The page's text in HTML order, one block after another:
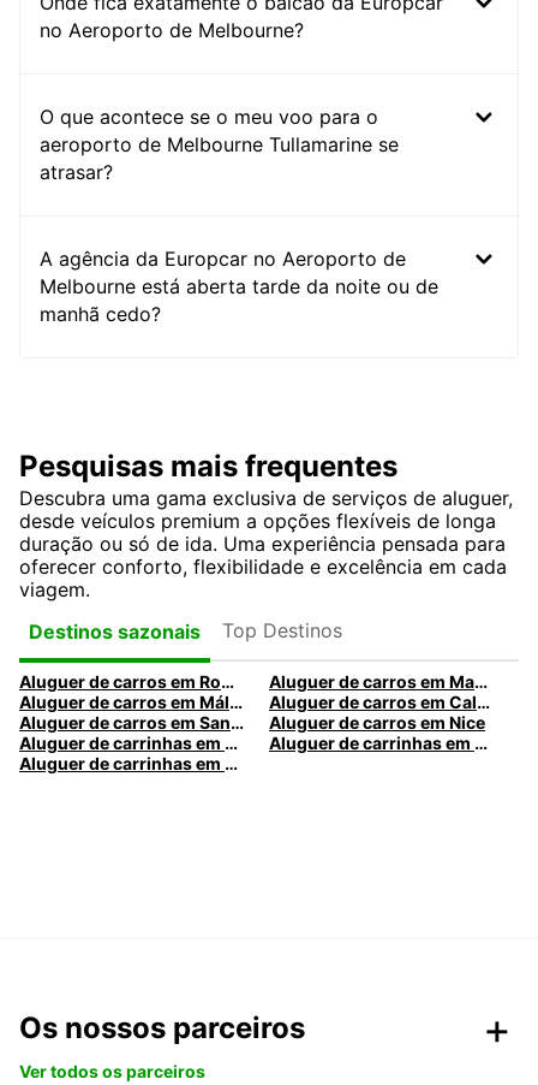
no Aeroporto de Melbourne?
O que acontece se o meu voo para o
aeroporto de Melbourne Tullamarine se
atrasar?
A agência da Europcar no Aeroporto de
Melbourne está aberta tarde da noite ou de
manhã cedo?
Pesquisas mais frequentes
Descubra uma gama exclusiva de serviços de aluguer,
desde veículos premium a opções flexíveis de longa
duração ou só de ida. Uma experiência pensada para
oferecer conforto, flexibilidade e excelência em cada
viagem.
Destinos sazonais
Top Destinos
Aluguer de carros em Roma
Aluguer de carros em Madrid
Aluguer de carros em Málaga
Aluguer de carros em Caldas da Rainha
Aluguer de carros em Santa Maria da Feira
Aluguer de carros em Nice
Aluguer de carrinhas em Nice
Aluguer de carrinhas em Santa Maria da Feira
Aluguer de carrinhas em Caldas da Rainha
Os nossos parceiros
Ver todos os parceiros